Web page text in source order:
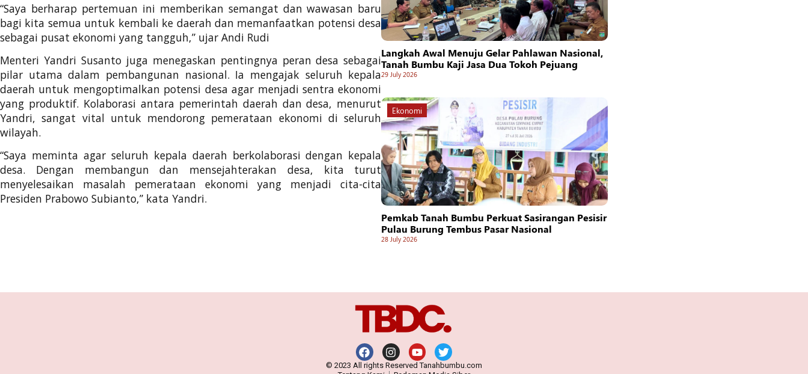
“Saya berharap pertemuan ini memberikan semangat dan wawasan baru
bagi kita semua untuk kembali ke daerah dan memanfaatkan potensi desa
sebagai pusat ekonomi yang tangguh,” ujar Andi Rudi
Menteri Yandri Susanto juga menegaskan pentingnya peran desa sebagai
pilar utama dalam pembangunan nasional. Ia mengajak seluruh kepala
daerah untuk mengoptimalkan potensi desa agar menjadi sentra ekonomi
yang produktif. Kolaborasi antara pemerintah daerah dan desa, menurut
Yandri, sangat vital untuk mendorong pemerataan ekonomi di seluruh
wilayah.
“Saya meminta agar seluruh kepala daerah berkolaborasi dengan kepala
desa. Dengan membangun dan mensejahterakan desa, kita turut
menyelesaikan masalah pemerataan ekonomi yang menjadi cita-cita
Presiden Prabowo Subianto,” kata Yandri.
Langkah Awal Menuju Gelar Pahlawan Nasional,
Tanah Bumbu Kaji Jasa Dua Tokoh Pejuang
29 July 2026
Ekonomi
Pemkab Tanah Bumbu Perkuat Sasirangan Pesisir
Pulau Burung Tembus Pasar Nasional
28 July 2026
© 2023 All rights Reserved Tanahbumbu.com